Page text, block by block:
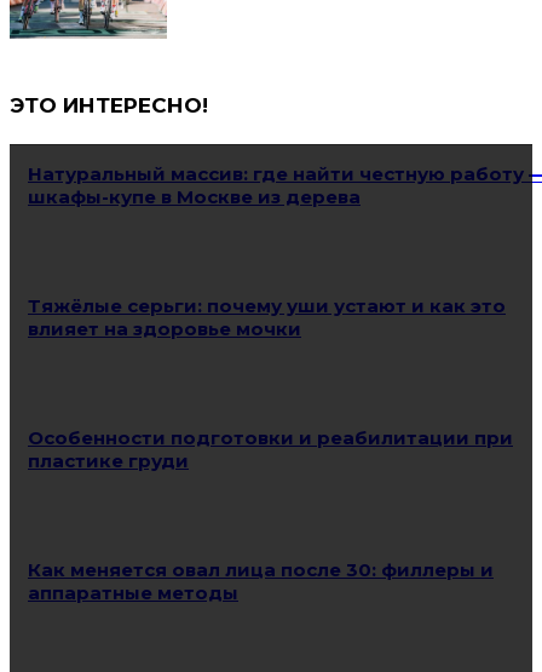
ЭТО ИНТЕРЕСНО!
Натуральный массив: где найти честную работу
шкафы-купе в Москве из дерева
Тяжёлые серьги: почему уши устают и как это
влияет на здоровье мочки
Особенности подготовки и реабилитации при
пластике груди
Как меняется овал лица после 30: филлеры и
аппаратные методы